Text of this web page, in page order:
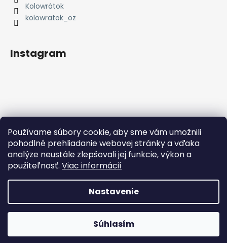
Používame súbory cookie, aby sme vám umožnili
pohodlné prehliadanie webovej stránky a vďaka
analýze neustále zlepšovali jej funkcie, výkon a
použiteľnosť. Viac informácií
Nastavenie
Súhlasím
Kolowrátok
kolowratok_oz
Instagram
Sledovať na Instagrame
Facebook
Kolowrátok. Všetky práva vyhradené.